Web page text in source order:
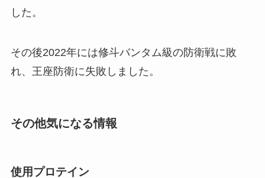
した。
その後2022年には修斗バンタム級の防衛戦に敗
れ、王座防衛に失敗しました。
その他気になる情報
使用プロテイン